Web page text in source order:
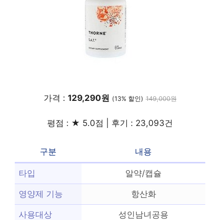
가격 : 129,290원 (13% 할인) 149,000원
평점 : ★ 5.0점 | 후기 : 23,093건
구분 내용
타입 알약/캡슐
영양제 기능 항산화
사용대상 성인남녀공용